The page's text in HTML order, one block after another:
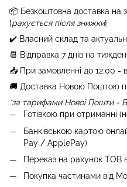
📦 Безкоштовна доставка на
[рахується після знижки]
✔️ Власний склад та
📆 Відправка 7 днів на
📥 При замовленні до 12:00 -
🚚 Доставка Новою Поштою
*за тарифами Нової Пошти -
Готівкою при отриманні
Банківською картою
Pay / ApplePay)
Переказ на рахунок ТОВ
Покупка частинами від